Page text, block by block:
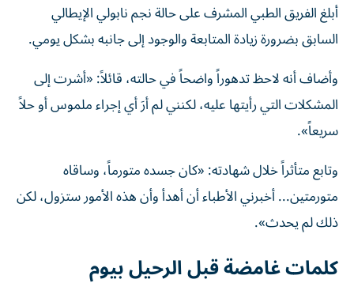
أبلغ الفريق الطبي المشرف على حالة نجم نابولي الإيطالي
السابق بضرورة زيادة المتابعة والوجود إلى جانبه بشكل يومي.
وأضاف أنه لاحظ تدهوراً واضحاً في حالته، قائلاً: «أشرت إلى
المشكلات التي رأيتها عليه، لكنني لم أرَ أي إجراء ملموس أو حلاً
سريعاً».
وتابع متأثراً خلال شهادته: «كان جسده متورماً، وساقاه
متورمتين... أخبرني الأطباء أن أهدأ وأن هذه الأمور ستزول، لكن
ذلك لم يحدث».
كلمات غامضة قبل الرحيل بيوم